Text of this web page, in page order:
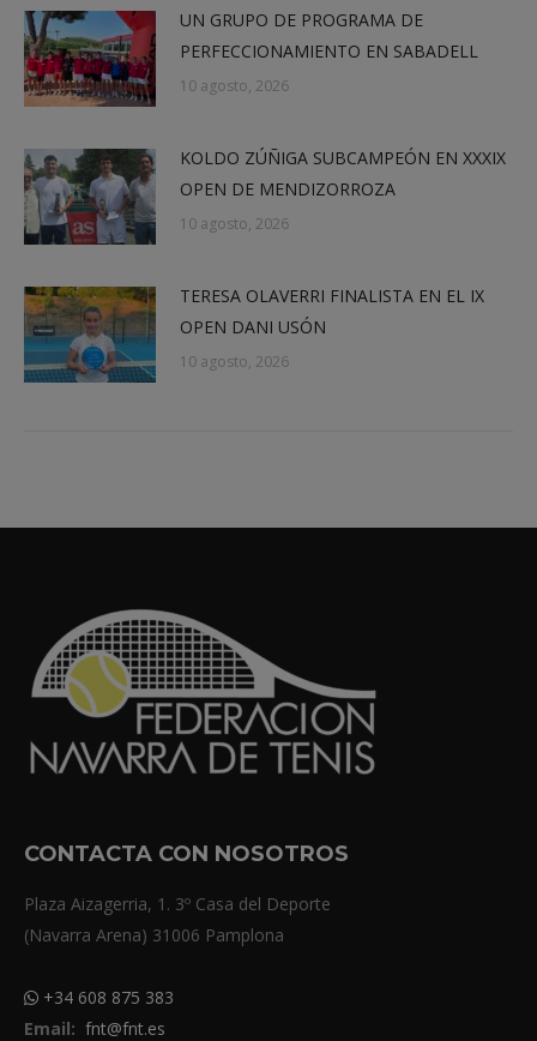
UN GRUPO DE PROGRAMA DE
PERFECCIONAMIENTO EN SABADELL
10 agosto, 2026
KOLDO ZÚÑIGA SUBCAMPEÓN EN XXXIX
OPEN DE MENDIZORROZA
10 agosto, 2026
TERESA OLAVERRI FINALISTA EN EL IX
OPEN DANI USÓN
10 agosto, 2026
CONTACTA CON NOSOTROS
Plaza Aizagerria, 1. 3º Casa del Deporte
(Navarra Arena) 31006 Pamplona
+34 608 875 383
Email: fnt@fnt.es